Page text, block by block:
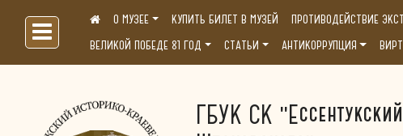
Больше, чем музей...О МУЗЕЕ КУПИТЬ БИЛЕТ В МУЗЕЙ ПРОТИВОДЕЙСТВИЕ
ВЕЛИКОЙ ПОБЕДЕ 81 ГОД
СТАТЬИ АНТИКОРРУПЦИЯ
ГБУК СК